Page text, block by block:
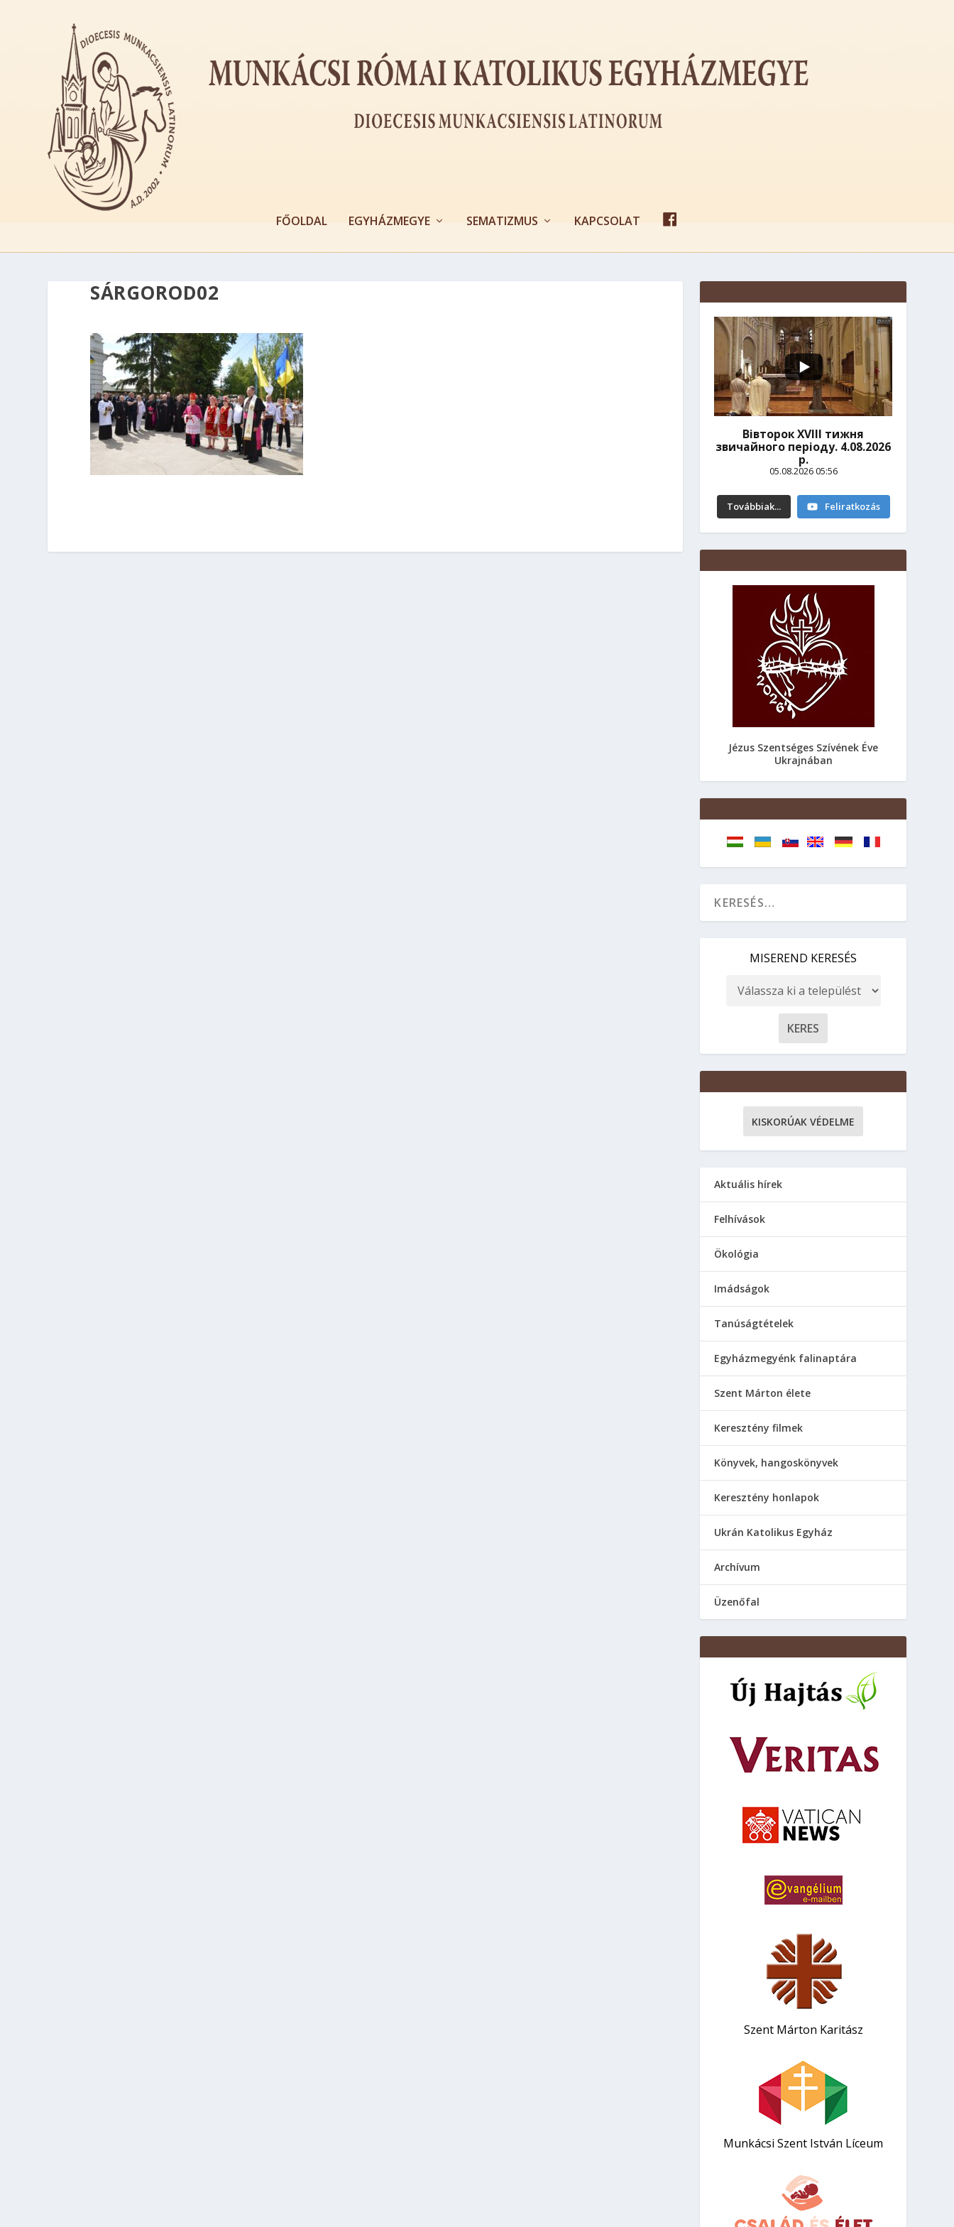
FŐOLDAL EGYHÁZMEGYE SEMATIZMUS KAPCSOLAT
E
SÁRGOROD02
Вівторок ХVІІІ тижня
звичайного періоду. 4.08.2026
р.
05.08.2026 05:56
Továbbiak... Feliratkozás
Jézus Szentséges Szívének Éve
Ukrajnában
MISEREND KERESÉS
KISKORÚAK VÉDELME
Aktuális hírek
Felhívások
Ökológia
Imádságok
Tanúságtételek
Egyházmegyénk falinaptára
Szent Márton élete
Keresztény filmek
Könyvek, hangoskönyvek
Keresztény honlapok
Ukrán Katolikus Egyház
Аrchívum
Üzenőfal
Szent Márton Karitász
Munkácsi Szent István Líceum